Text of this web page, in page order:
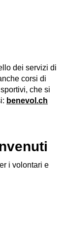
dei servizi di
corsi di
che si
benevol.ch
i volontari e